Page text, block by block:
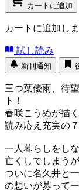
カートに追加
カートに追加し
試し読み
新刊通知
三つ葉優雨、待
ト！
春咲こうめが描
読み応え充実の
一人暮らしをし
亡くしてしまう
ついに名久井と
の想いが募ってー